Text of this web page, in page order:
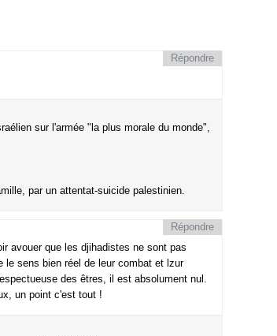
Répondre
sur l'armée "la plus morale du monde",
par un attentat-suicide palestinien.
avouer que les djihadistes ne sont pas
le sens bien réel de leur combat et lzur
des êtres, il est absolument nul.
un point c'est tout !
Répondre